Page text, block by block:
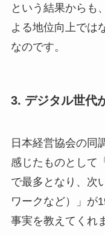
という結果からも
よる地位向上では
なのです。
3. デジタル世代
日本経営協会の同
感じたものとして
で最多となり、次
ワークなど）」が
事実を教えてくれ